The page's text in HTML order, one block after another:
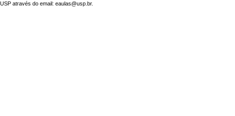
através do email: eaulas@usp.br.